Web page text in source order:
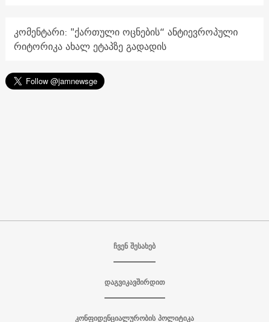
კომენტარი: "ქართული ოცნების“ ანტიევროპული
რიტორიკა ახალ ეტაპზე გადადის
ჩვენ შესახებ
დაგვიკავშირდით
კონფიდენციალურობის პოლიტიკა